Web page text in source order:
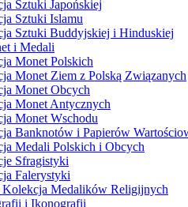
Sztuki Japońskiej
Sztuki Islamu
Sztuki Buddyjskiej i Hinduskiej
i Medali
Monet Polskich
Monet Ziem z Polską Związanych
Monet Obcych
Monet Antycznych
Monet Wschodu
Banknotów i Papierów
Medali Polskich i Obcych
Sfragistyki
Falerystyki
Kolekcja Medalików Religijnych
i Ikonografii